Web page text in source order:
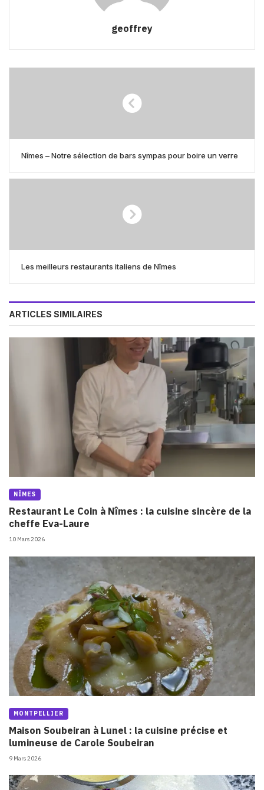
geoffrey
Nîmes – Notre sélection de bars sympas pour boire un verre
Les meilleurs restaurants italiens de Nîmes
ARTICLES SIMILAIRES
NÎMES
Restaurant Le Coin à Nîmes : la cuisine sincère de la
cheffe Eva-Laure
10 Mars 2026
MONTPELLIER
Maison Soubeiran à Lunel : la cuisine précise et
lumineuse de Carole Soubeiran
9 Mars 2026